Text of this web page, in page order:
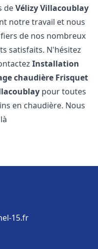
deVélizy Villacoublay
notre travail et nous
de nos nombreux
satisfaits. N'hésitez
Installation
chaudière Frisquet
pour toutes
en chaudière. Nous
15.fr